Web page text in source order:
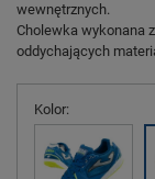
wewnętrznych.
Cholewka wykonana
oddychających
Kolor